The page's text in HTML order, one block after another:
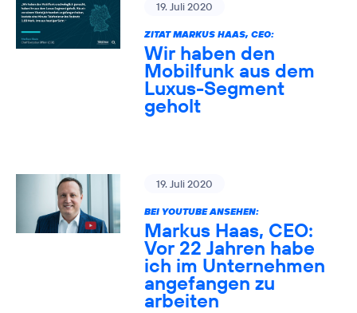
19. Juli 2020
ZITAT MARKUS HAAS, CEO:
Wir haben den
Mobilfunk aus dem
Luxus-Segment
geholt
19. Juli 2020
BEI YOUTUBE ANSEHEN:
Markus Haas, CEO:
Vor 22 Jahren habe
ich im Unternehmen
angefangen zu
arbeiten